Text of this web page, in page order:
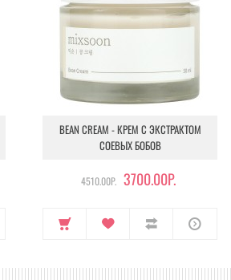
BEAN CREAM - КРЕМ С ЭКСТРАКТОМ
СОЕВЫХ БОБОВ
4510.00Р. 3700.00Р.